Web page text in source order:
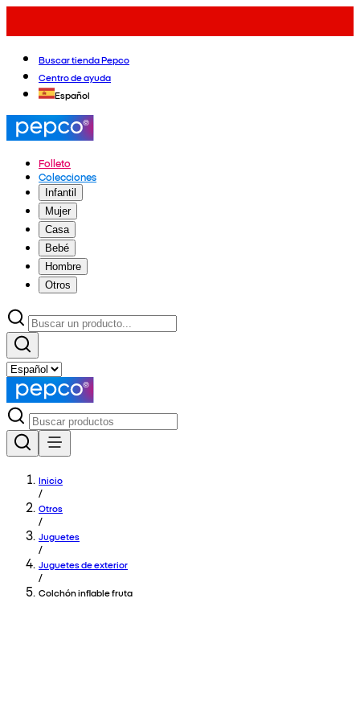
Buscar tienda Pepco
Centro de ayuda
Español
Folleto
Colecciones
Infantil
Mujer
Casa
Bebé
Hombre
Otros
Inicio
/
Otros
/
Juguetes
/
Juguetes de exterior
/
Colchón inflable fruta